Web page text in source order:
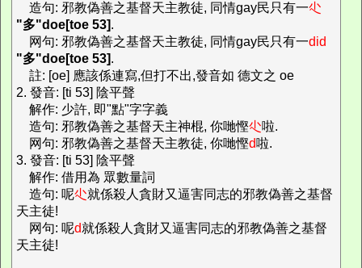
造句: 邪教偽善之基督天主教徒, 同情gay民只有一尐
"多"doe[toe 53].
网句: 邪教偽善之基督天主教徒, 同情gay民只有一did
"多"doe[toe 53].
註: [oe] 應該係連寫,但打不出,發音如 德文之 oe
2. 發音: [ti 53] 陰平聲
解作: 少許, 即"點"字字義
造句: 邪教偽善之基督天主神棍, 你哋慳尐啦.
网句: 邪教偽善之基督天主教徒, 你哋慳d啦.
3. 發音: [ti 53] 陰平聲
解作: 借用為 眾數量詞
造句: 呢尐就係殺人貪財又逼害同志的邪教偽善之基督
天主徒!
网句: 呢d就係殺人貪財又逼害同志的邪教偽善之基督
天主徒!